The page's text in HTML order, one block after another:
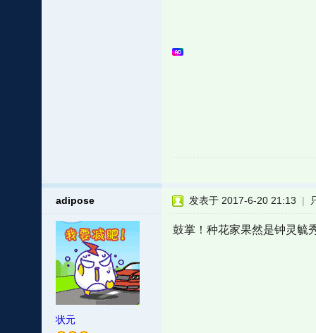
adipose
状元
发表于 2017-6-20 21:13 |
鼓掌！种花家果然是钟灵毓